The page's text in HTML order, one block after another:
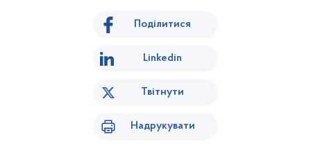
Поділитися
Linkedin
Твітнути
Надрукувати